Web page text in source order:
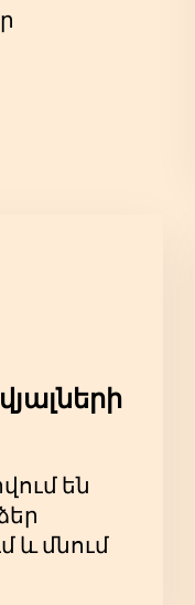
են
և մնում